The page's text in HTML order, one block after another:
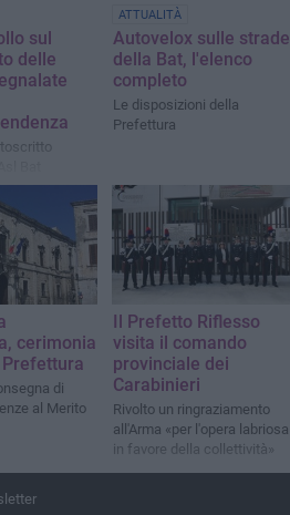
sul
delle
ATTUALITÀ
Autovelox sulle strade
della Bat, l'elenco
completo
Le disposizioni della
Prefettura
cerimonia
di
al Merito
Il Prefetto Riflesso
visita il comando
provinciale dei
Carabinieri
Rivolto un ringraziamento
all'Arma «per l'opera labriosa
in favore della collettività»